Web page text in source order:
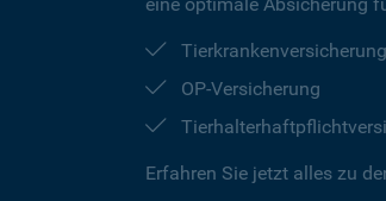
Tierkrankenversicherung
OP-Versicherung
Erfahren Sie jetzt alles zu